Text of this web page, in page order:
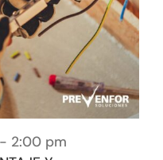
- 2:00 pm